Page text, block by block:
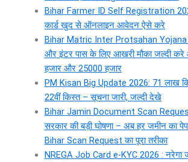
Bihar Farmer ID Self Registration
कार्ड खुद से ऑनलाइन आवेदन ऐसे करे
Bihar Matric Inter Protsahan
और इंटर पास के लिए आखरी मौका जल्दी करे
हजार और 25000 हजार
PM Kisan Big Update 2026: 71 लाख
22वीं किस्त – सूचना जारी, जल्दी देखे
Bihar Jamin Document Scan Request
सरकार की बड़ी घोषणा – अब हर जमीन का
Bihar Scan Request का पूरा तरीका
NREGA Job Card e-KYC 2026 : नरेगा